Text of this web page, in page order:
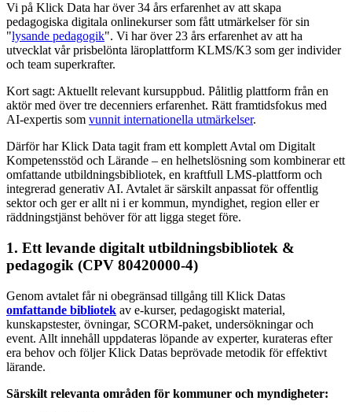
Vi på Klick Data har över 34 års erfarenhet av att skapa
pedagogiska digitala onlinekurser som fått utmärkelser för sin
"lysande pedagogik". Vi har över 23 års erfarenhet av att ha
utvecklat vår prisbelönta läroplattform KLMS/K3 som ger individer
och team superkrafter.
Kort sagt: Aktuellt relevant kursuppbud. Pålitlig plattform från en
aktör med över tre decenniers erfarenhet. Rätt framtidsfokus med
AI-expertis som vunnit internationella utmärkelser.
Därför har Klick Data tagit fram ett komplett Avtal om Digitalt
Kompetensstöd och Lärande – en helhetslösning som kombinerar ett
omfattande utbildningsbibliotek, en kraftfull LMS-plattform och
integrerad generativ AI. Avtalet är särskilt anpassat för offentlig
sektor och ger er allt ni i er kommun, myndighet, region eller er
räddningstjänst behöver för att ligga steget före.
1. Ett levande digitalt utbildningsbibliotek &
pedagogik (CPV 80420000-4)
Genom avtalet får ni obegränsad tillgång till Klick Datas
omfattande bibliotek av e-kurser, pedagogiskt material,
kunskapstester, övningar, SCORM-paket, undersökningar och
event. Allt innehåll uppdateras löpande av experter, kurateras efter
era behov och följer Klick Datas beprövade metodik för effektivt
lärande.
Särskilt relevanta områden för kommuner och myndigheter: